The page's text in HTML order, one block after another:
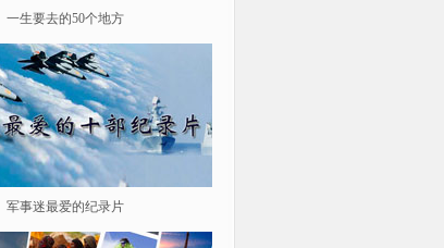
一生要去的50个地方
军事迷最爱的纪录片